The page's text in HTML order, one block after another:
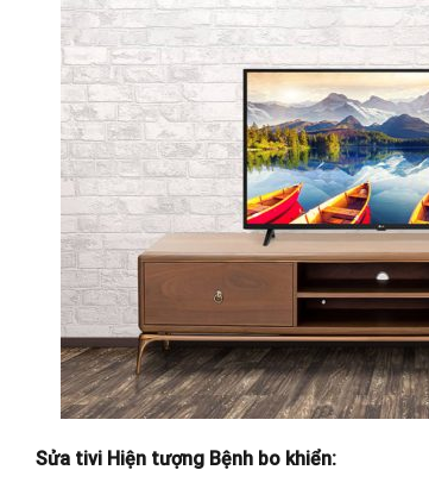
Sửa tivi Hiện tượng Bệnh bo khiển: